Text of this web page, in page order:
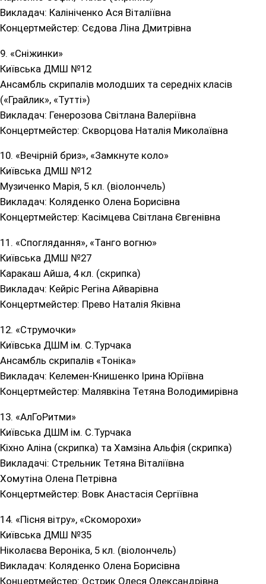
Викладач: Калініченко Ася Віталіївна
Концертмейстер: Сєдова Ліна Дмитрівна
9. «Сніжинки»
Київська ДМШ №12
Ансамбль скрипалів молодших та середніх класів
(«Грайлик», «Тутті»)
Викладач: Генерозова Світлана Валеріївна
Концертмейстер: Скворцова Наталія Миколаївна
10. «Вечірній бриз», «Замкнуте коло»
Київська ДМШ №12
Музиченко Марія, 5 кл. (віолончель)
Викладач: Коляденко Олена Борисівна
Концертмейстер: Касімцева Світлана Євгенівна
11. «Споглядання», «Танго вогню»
Київська ДМШ №27
Каракаш Айша, 4 кл. (скрипка)
Викладач: Кейріс Регіна Айварівна
Концертмейстер: Прево Наталія Яківна
12. «Струмочки»
Київська ДШМ ім. С.Турчака
Ансамбль скрипалів «Тоніка»
Викладач: Келемен-Книшенко Ірина Юріївна
Концертмейстер: Малявкіна Тетяна Володимирівна
13. «АлГоРитми»
Київська ДШМ ім. С.Турчака
Кіхно Аліна (скрипка) та Хамзіна Альфія (скрипка)
Викладачі: Стрельник Тетяна Віталіївна
Хомутіна Олена Петрівна
Концертмейстер: Вовк Анастасія Сергіївна
14. «Пісня вітру», «Скоморохи»
Київська ДМШ №35
Ніколаєва Вероніка, 5 кл. (віолончель)
Викладач: Коляденко Олена Борисівна
Концертмейстер: Острик Олеся Олександрівна